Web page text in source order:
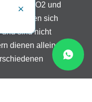
der CO2 und
beziehen sich
und sind nicht
dienen allein
Schließen